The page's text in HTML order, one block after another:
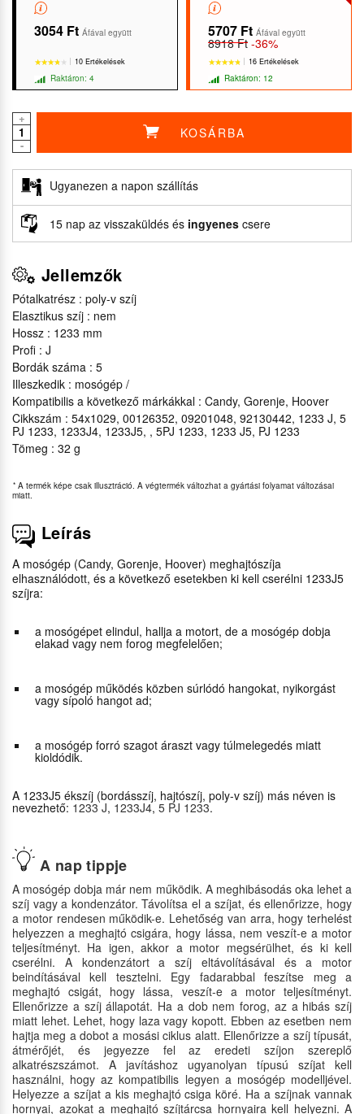
A nap tippje
A mosógép dobja már nem működik. A meghibásodás oka lehet a
szíj vagy a kondenzátor. Távolítsa el a szíjat, és ellenőrizze, hogy
a motor rendesen működik-e. Lehetőség van arra, hogy terhelést
helyezzen a meghajtó csigára, hogy lássa, nem veszít-e a motor
teljesítményt. Ha igen, akkor a motor megsérülhet, és ki kell
cserélni. A kondenzátort a szíj eltávolításával és a motor
beindításával kell tesztelni. Egy fadarabbal feszítse meg a
meghajtó csigát, hogy lássa, veszít-e a motor teljesítményt.
Ellenőrizze a szíj állapotát. Ha a dob nem forog, az a hibás szíj
miatt lehet. Lehet, hogy laza vagy kopott. Ebben az esetben nem
hajtja meg a dobot a mosási ciklus alatt. Ellenőrizze a szíj típusát,
átmérőjét, és jegyezze fel az eredeti szíjon szereplő
alkatrészszámot. A javításhoz ugyanolyan típusú szíjat kell
használni, hogy az kompatibilis legyen a mosógép modelljével.
Helyezze a szíjat a kis meghajtó csiga köré. Ha a szíjnak vannak
hornyai, azokat a meghajtó szíjtárcsa hornyaira kell helyezni. A
3054 Ft Áfával együtt
10 Ertékelések
Raktáron: 4
5707 Ft Áfával együtt
8918 Ft -36%
16 Ertékelések
Raktáron: 12
+
-
KOSÁRBA
Ugyanezen a napon szállítás
15 nap az visszaküldés és ingyenes csere
Jellemzők
Pótalkatrész : poly-v szíj
Elasztikus szíj : nem
Hossz : 1233 mm
Profi : J
Bordák száma : 5
Illeszkedik : mosógép /
Kompatibilis a következő márkákkal : Candy, Gorenje, Hoover
Cikkszám : 54x1029, 00126352, 09201048, 92130442, 1233 J, 5
PJ 1233, 1233J4, 1233J5, , 5PJ 1233, 1233 J5, PJ 1233
Tömeg : 32 g
* A termék képe csak illusztráció. A végtermék változhat a gyártási folyamat változásai
miatt.
Leírás
A mosógép (Candy, Gorenje, Hoover) meghajtószíja
elhasználódott, és a következő esetekben ki kell cserélni 1233J5
szíjra:
a mosógépet elindul, hallja a motort, de a mosógép dobja
elakad vagy nem forog megfelelően;
a mosógép működés közben súrlódó hangokat, nyikorgást
vagy sípoló hangot ad;
a mosógép forró szagot áraszt vagy túlmelegedés miatt
kioldódik.
A 1233J5 ékszíj (bordásszíj, hajtószíj, poly-v szíj) más néven is
nevezhető: 1233 J, 1233J4, 5 PJ 1233.